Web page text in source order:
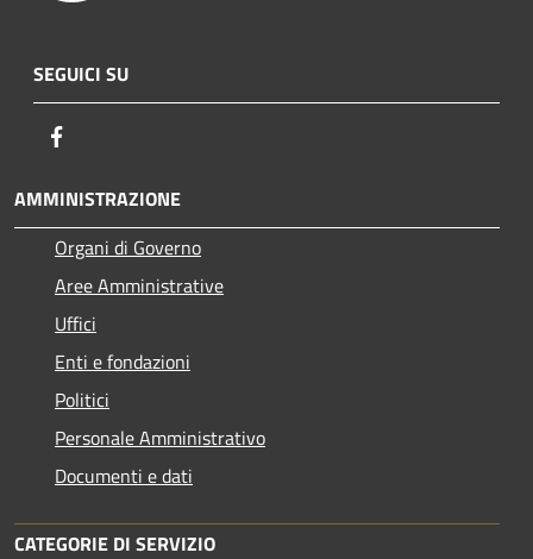
SEGUICI SU
AMMINISTRAZIONE
Organi di Governo
Aree Amministrative
Uffici
Enti e fondazioni
Politici
Personale Amministrativo
Documenti e dati
CATEGORIE DI SERVIZIO